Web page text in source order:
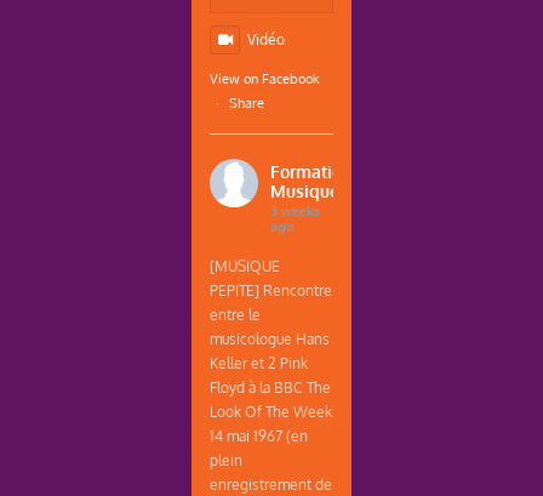
Vidéo
View on Facebook
·
Share
Formations
Musique
3 weeks
ago
[MUSIQUE
PEPITE] Rencontre
entre le
musicologue Hans
Keller et 2 Pink
Floyd à la BBC The
Look Of The Week
14 mai 1967 (en
plein
enregistrement de